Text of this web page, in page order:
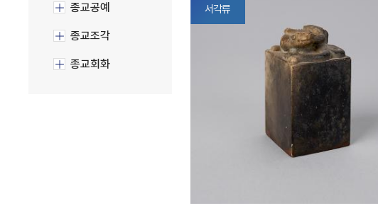
종교공예
종교조각
종교회화
서각류